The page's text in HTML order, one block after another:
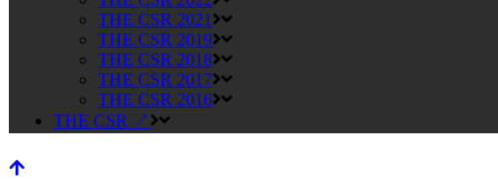
THE CSR 2021
THE CSR 2019
THE CSR 2018
THE CSR 2017
THE CSR 2016
THE CSR ↗